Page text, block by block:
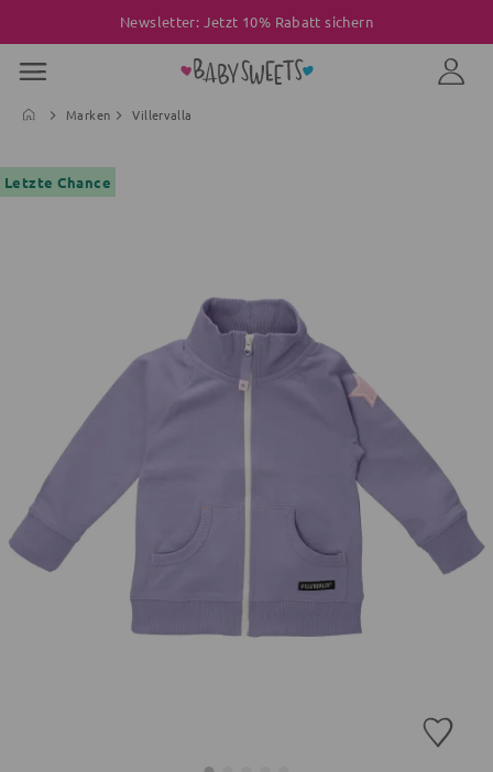
Newsletter: Jetzt 10% Rabatt sichern
Marken Villervalla
Letzte Chance